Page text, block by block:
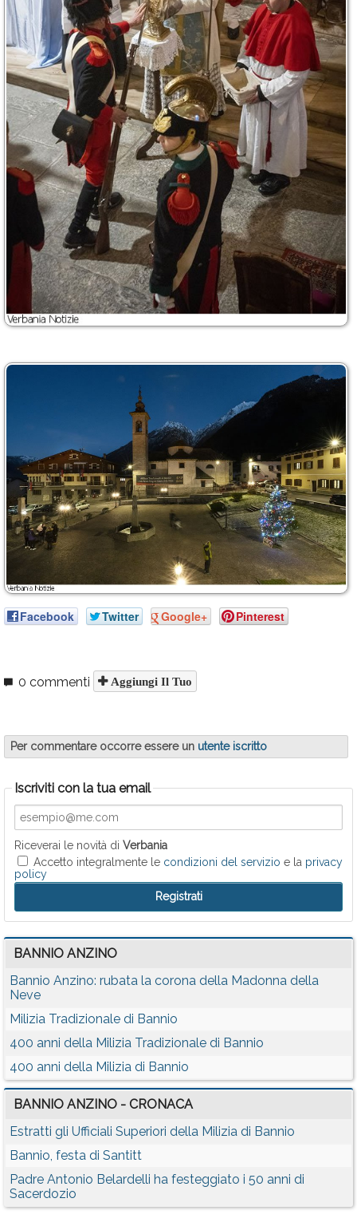
Facebook Twitter Google+ Pinterest
0 commenti Aggiungi Il Tuo
Per commentare occorre essere un utente iscritto
Iscriviti con la tua email
Riceverai le novità di Verbania
Accetto integralmente le condizioni del servizio e la privacy
policy
BANNIO ANZINO
Bannio Anzino: rubata la corona della Madonna della
Neve
Milizia Tradizionale di Bannio
400 anni della Milizia Tradizionale di Bannio
400 anni della Milizia di Bannio
BANNIO ANZINO - CRONACA
Estratti gli Ufficiali Superiori della Milizia di Bannio
Bannio, festa di Santitt
Padre Antonio Belardelli ha festeggiato i 50 anni di
Sacerdozio